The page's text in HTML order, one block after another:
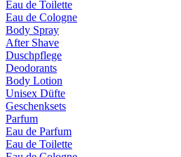
Eau de Toilette
Eau de Cologne
Body Spray
After Shave
Duschpflege
Deodorants
Body Lotion
Unisex Düfte
Geschenksets
Parfum
Eau de Parfum
Eau de Toilette